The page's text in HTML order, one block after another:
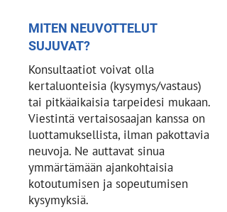
MITEN NEUVOTTELUT
SUJUVAT?
Konsultaatiot voivat olla
kertaluonteisia (kysymys/vastaus)
tai pitkäaikaisia ​​tarpeidesi mukaan.
Viestintä vertaisosaajan kanssa on
luottamuksellista, ilman pakottavia
neuvoja. Ne auttavat sinua
ymmärtämään ajankohtaisia ​​
kotoutumisen ja sopeutumisen
kysymyksiä.